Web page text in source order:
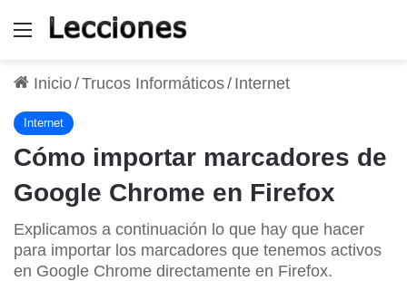
Menú
Inicio/Trucos Informáticos/ Internet
Internet
Cómo importar marcadores de
Google Chrome en Firefox
Explicamos a continuación lo que hay que hacer
para importar los marcadores que tenemos activos
en Google Chrome directamente en Firefox.